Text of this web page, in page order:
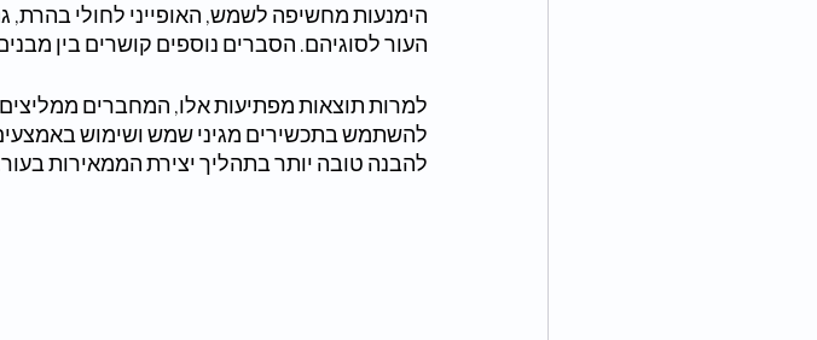
הימנעות מחשיפה לשמש, האופייני לחולי
העור לסוגיהם. הסברים נוספים קושרים בין
למרות תוצאות מפתיעות אלו, המחברים
להשתמש בתכשירים מגיני שמש ושימוש
להבנה טובה יותר בתהליך יצירת הממאירות